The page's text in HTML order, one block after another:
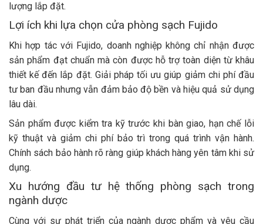
lượng lắp đặt.
Lợi ích khi lựa chọn cửa phòng sạch Fujido
Khi hợp tác với Fujido, doanh nghiệp không chỉ nhận được
sản phẩm đạt chuẩn mà còn được hỗ trợ toàn diện từ khâu
thiết kế đến lắp đặt. Giải pháp tối ưu giúp giảm chi phí đầu
tư ban đầu nhưng vẫn đảm bảo độ bền và hiệu quả sử dụng
lâu dài.
Sản phẩm được kiểm tra kỹ trước khi bàn giao, hạn chế lỗi
kỹ thuật và giảm chi phí bảo trì trong quá trình vận hành.
Chính sách bảo hành rõ ràng giúp khách hàng yên tâm khi sử
dụng.
Xu hướng đầu tư hệ thống phòng sạch trong
ngành dược
Cùng với sự phát triển của ngành dược phẩm và yêu cầu